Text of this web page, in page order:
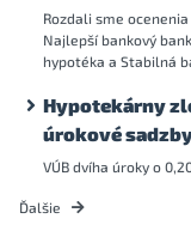
Rozdali sme
Najlepší bankový
hypotéka a Stabilná
Hypotekárny
úrokové
VÚB dvíha úroky o
Ďalšie